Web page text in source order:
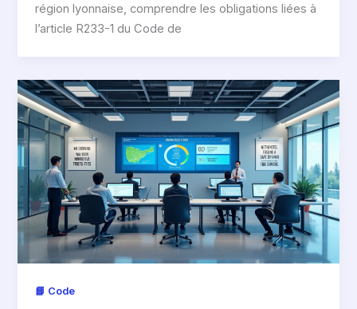
région lyonnaise, comprendre les obligations liées à
l’article R233-1 du Code de
📘 Code